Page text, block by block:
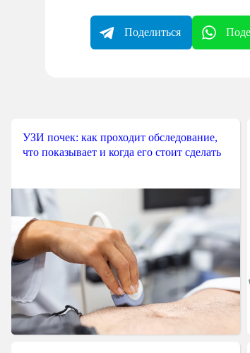
Поделиться
УЗИ почек: как проходит обследование,
что показывает и когда его стоит сделать